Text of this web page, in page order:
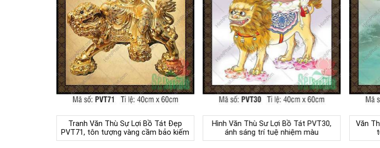
Tranh Văn Thù Sự Lợi Bồ Tát Đẹp
PVT71, tôn tượng vàng cầm bảo kiếm
Hình Văn Thù Sư Lợi Bồ Tát PVT30,
ánh sáng trí tuệ nhiệm màu
Văn